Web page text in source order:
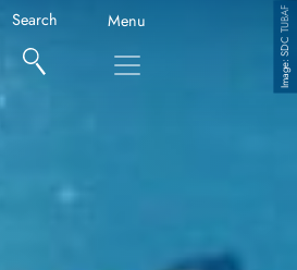
Search Menu
Copyright
SDC TUBAF